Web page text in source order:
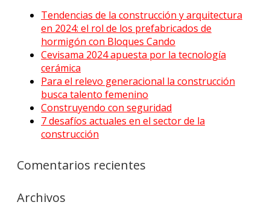
Tendencias de la construcción y arquitectura
en 2024: el rol de los prefabricados de
hormigón con Bloques Cando
Cevisama 2024 apuesta por la tecnología
cerámica
Para el relevo generacional la construcción
busca talento femenino
Construyendo con seguridad
7 desafíos actuales en el sector de la
construcción
Comentarios recientes
Archivos